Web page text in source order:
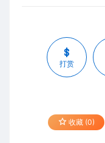
打赏
收藏 (0)